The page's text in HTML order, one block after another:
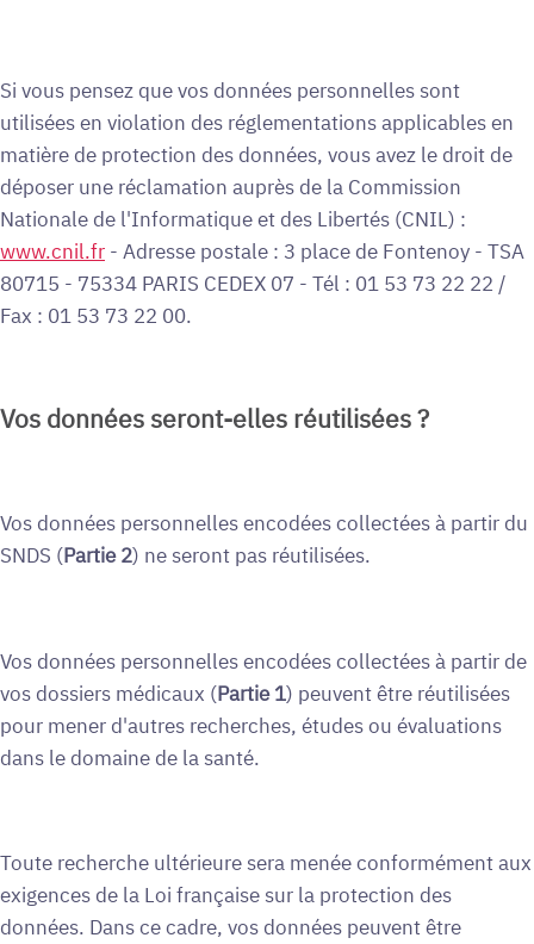
Si vous pensez que vos données personnelles sont
utilisées en violation des réglementations applicables en
matière de protection des données, vous avez le droit de
déposer une réclamation auprès de la Commission
Nationale de l'Informatique et des Libertés (CNIL) :
www.cnil.fr - Adresse postale : 3 place de Fontenoy - TSA
80715 - 75334 PARIS CEDEX 07 - Tél : 01 53 73 22 22 /
Fax : 01 53 73 22 00.
Vos données seront-elles réutilisées ?
Vos données personnelles encodées collectées à partir du
SNDS (Partie 2) ne seront pas réutilisées.
Vos données personnelles encodées collectées à partir de
vos dossiers médicaux (Partie 1) peuvent être réutilisées
pour mener d'autres recherches, études ou évaluations
dans le domaine de la santé.
Toute recherche ultérieure sera menée conformément aux
exigences de la Loi française sur la protection des
données. Dans ce cadre, vos données peuvent être